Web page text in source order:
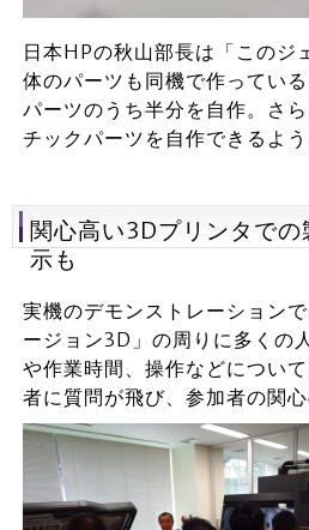
日本HPの秋山部長は「このジ
体のパーツも同機で作ってい
パーツのうち半分を自作。さ
チックパーツを自作できるよう
関心高い3Dプリンタで
示も
実機のデモンストレーション
ージョン3D」の周りに多くの
や作業時間、操作などについ
者に質問が飛び、参加者の関